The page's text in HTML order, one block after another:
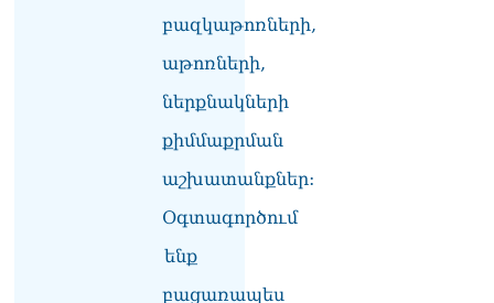
բազկաթոռների,
աթոռների,
ներքնակների
քիմմաքրման
աշխատանքներ:
Օգտագործում
ենք
բացառապես
պահպանման, թե՛
ժողովրդի շահերի
պաշտպանության գործը․
Մարիաննա
Ղահրամանյան
լուծենք, ասեք՝ մի քանի
06.08.2026